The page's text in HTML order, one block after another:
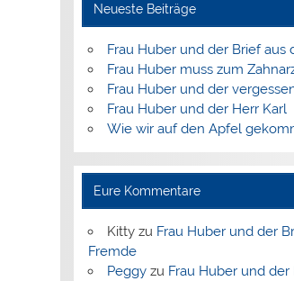
Neueste Beiträge
Frau Huber und der Brief aus
Frau Huber muss zum
Frau Huber und der
Frau Huber und der Herr Karl
Wie wir auf den Apfel
Eure Kommentare
Kittyzu Frau Huber und der
Fremde
Peggyzu Frau Huber und der